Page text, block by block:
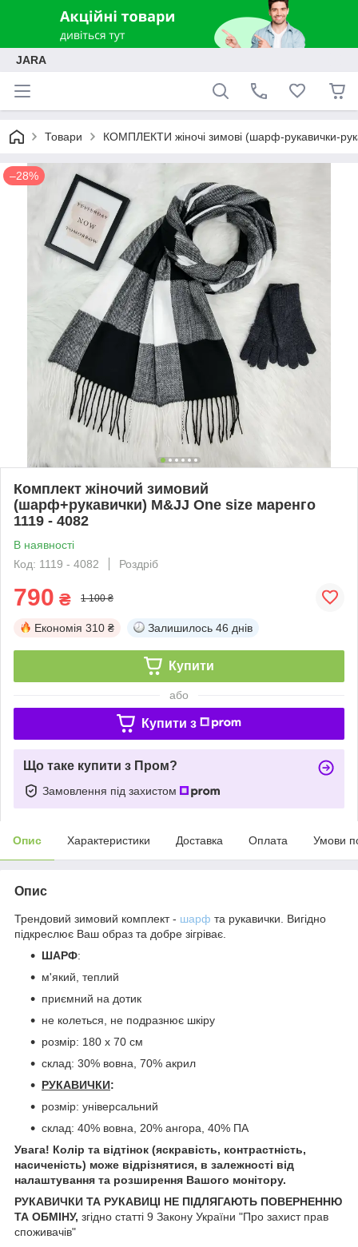
JARA
Товари КОМПЛЕКТИ жіночі зимові (шарф-рукавички-
–28%
Комплект жіночий зимовий
(шарф+рукавички) M&JJ One size маренго
1119 - 4082
В наявності
Код: 1119 - 4082
Роздріб
790 ₴ 1 100 ₴
Економія 310 ₴ Залишилось 46 днів
Купити
або
Купити з
Що таке купити з Пром?
Замовлення під захистом
Опис Характеристики Доставка Оплата Умови
Опис
Трендовий зимовий комплект - шарф та рукавички. Вигідно
підкреслює Ваш образ та добре зігріває.
ШАРФ:
м'який, теплий
приємний на дотик
не колеться, не подразнює шкіру
розмір: 180 х 70 см
склад: 30% вовна, 70% акрил
РУКАВИЧКИ:
розмір: універсальний
склад: 40% вовна, 20% ангора, 40% ПА
Увага! Колір та відтінок (яскравість, контрастність,
насиченість) може відрізнятися, в залежності від
налаштування та розширення Вашого монітору.
РУКАВИЧКИ ТА РУКАВИЦІ НЕ ПІДЛЯГАЮТЬ ПОВЕРНЕННЮ
ТА ОБМІНУ, згідно статті 9 Закону України "Про захист прав
споживачів"